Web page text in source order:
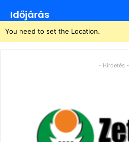
Időjárás
You need to set the Location.
- Hirdetés -